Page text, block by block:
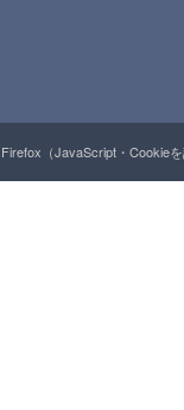
（JavaScript・Cookie